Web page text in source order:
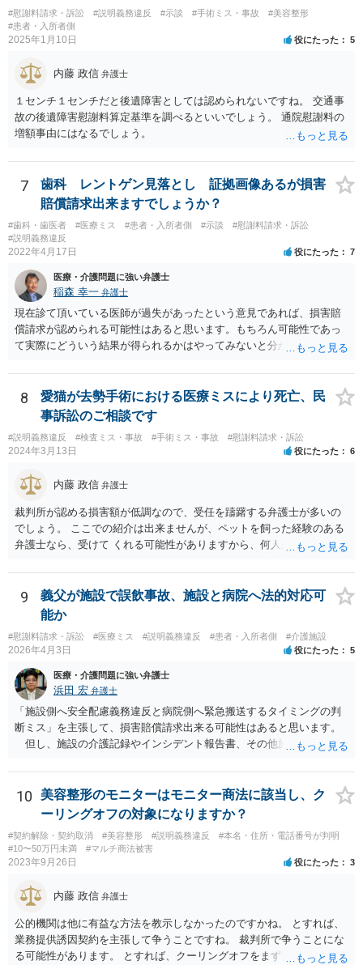
#慰謝料請求・訴訟 #説明義務違反 #示談 #手術ミス・事故
#美容整形
#患者・入所者側
2025年1月10日 役にたった 5
内藤 政信 弁護士
１センチ１センチだと後遺障害としては認められないですね。 交通事
故の後遺障害慰謝料算定基準を調べるといいでしょう。 通院慰謝料の
増額事由にはなるでしょう。
7
歯科 レントゲン見落とし 証拠画像あるが損害
賠償請求出来ますでしょうか？
#歯科・歯医者 #医療ミス #患者・入所者側 #示談
#慰謝料請求・訴訟
#説明義務違反
2022年4月17日 役にたった 7
医療・介護問題に強い弁護士
稲森 幸一 弁護士
現在診て頂いている医師が過失があったという意見であれば、損害賠
償請求が認められる可能性はあると思います。もちろん可能性であっ
て実際にどういう結果が得られるかはやってみないと分かりません
療費や精神的苦痛を受けた分の慰謝料や仕事に影響があれば休業損害
などが考えられます。 頑張ってください。
8
愛猫が去勢手術における医療ミスにより死亡、民
事訴訟のご相談です
#説明義務違反 #検査ミス・事故 #手術ミス・事故 #慰謝料請求・訴訟
2024年3月13日 役にたった 6
内藤 政信 弁護士
裁判所が認める損害額が低調なので、受任を躊躇する弁護士が多いの
でしょう。 ここでの紹介は出来ませんが、ペットを飼った経験のある
弁護士なら、受けて くれる可能性がありますから、何人か問い合わせ
9
義父が施設で誤飲事故、施設と病院へ法的対応可
能か
#慰謝料請求・訴訟 #医療ミス #説明義務違反 #患者・入所者側 #介護施設
2026年4月3日 役にたった 5
医療・介護問題に強い弁護士
浜田 宏 弁護士
「施設側へ安全配慮義務違反と病院側へ緊急搬送するタイミングの判
断ミス」を主張して、損害賠償請求出来る可能性はあると思います。
但し、施設の介護記録やインシデント報告書、その他施設内で作成
れているのであれば消防の記録等を調査してみなければ、裁判で勝て
る可能性があるかどうかまでは判断できません。これはどの介護事
故・医療事故でも同様です。 一度弁護士にご相談の上、まずは調査
事件として依頼された方が良いと思います。
10
美容整形のモニターはモニター商法に該当し、ク
ーリングオフの対象になりますか？
#契約解除・契約取消 #美容整形 #説明義務違反
#本名・住所・電話番号が判明
#10〜50万円未満
#マルチ商法被害
2023年9月26日 役にたった 3
内藤 政信 弁護士
公的機関は他に有益な方法を教示しなかったのですかね。 とすれば、
業務提供誘因契約を主張して争うことですね。 裁判所で争うことにな
る可能性があります。 とすれば、クーリングオフをまず実行すること